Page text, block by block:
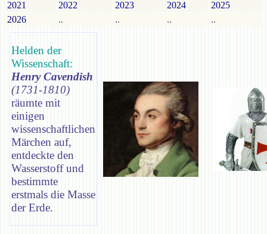
2021 2022 2023 2024
2025
2026
.. .. .. ..
Helden der
Wissenschaft:
Henry Cavendish
(1731-1810)
räumte mit
einigen
wissenschaftlichen
Märchen auf,
entdeckte den
Wasserstoff und
bestimmte
erstmals die Masse
der Erde.